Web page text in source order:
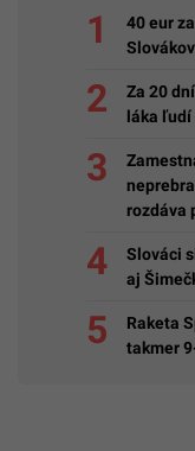
40 eur
Za 20
láka ľudí
rozdáva
Slováci
aj
Raketa
takmer